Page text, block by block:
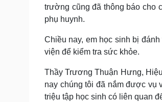
trường cũng đã thông báo cho
phụ huynh.
Chiều nay, em học sinh bị
viện để kiểm tra sức khỏe.
Thầy Trương Thuận Hưng,
nay chúng tôi đã nắm được vụ
triệu tập học sinh có liên quan